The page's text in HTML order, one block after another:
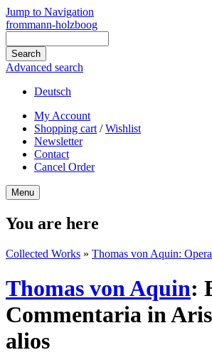
Jump to Navigation
frommann-holzboog
Advanced search
Deutsch
My Account
Shopping cart /Wishlist
Newsletter
Contact
Cancel Order
Menu
You are here
Collected Works » Thomas von Aquin:
Thomas von Aquin:
Commentaria in
alios